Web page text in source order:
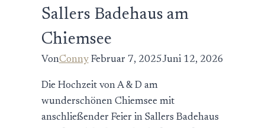
Sallers Badehaus am
Chiemsee
VonConny Februar 7, 2025Juni 12, 2026
Die Hochzeit von A & D am
wunderschönen Chiemsee mit
anschließender Feier in Sallers Badehaus